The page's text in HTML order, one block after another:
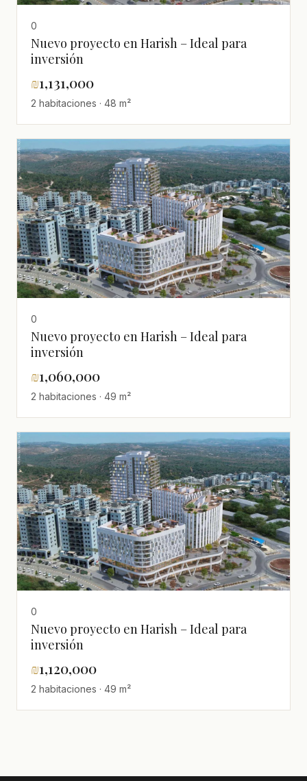
0
Nuevo proyecto en Harish – Ideal para
inversión
₪1,131,000
2 habitaciones · 48 m²
0
Nuevo proyecto en Harish – Ideal para
inversión
₪1,060,000
2 habitaciones · 49 m²
0
Nuevo proyecto en Harish – Ideal para
inversión
₪1,120,000
2 habitaciones · 49 m²